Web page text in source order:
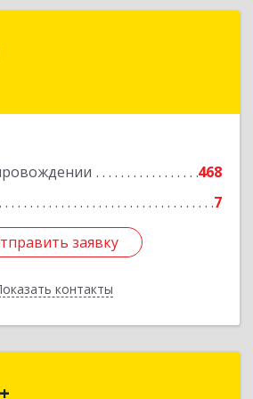
468
7
заявку
контакты
край, Темрюкский р-н,
заявку
Назад